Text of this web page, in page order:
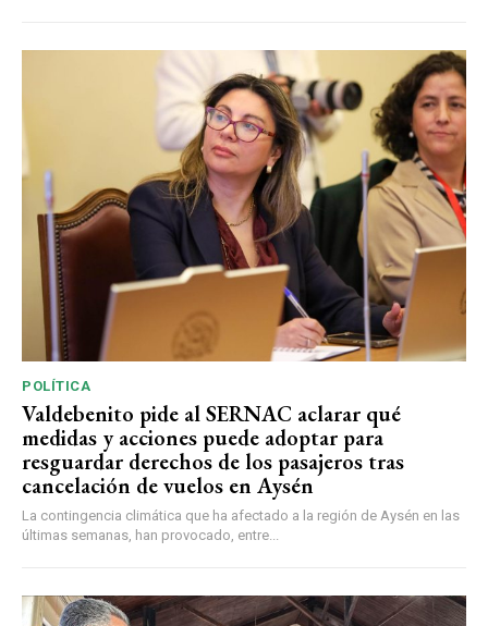
POLÍTICA
Valdebenito pide al SERNAC aclarar qué
medidas y acciones puede adoptar para
resguardar derechos de los pasajeros tras
cancelación de vuelos en Aysén
La contingencia climática que ha afectado a la región de Aysén en las
últimas semanas, han provocado, entre...